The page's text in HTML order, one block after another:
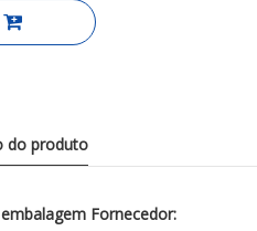
do produto
Fornecedor: